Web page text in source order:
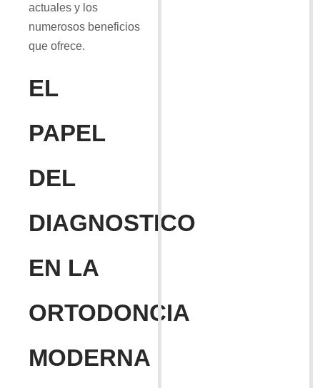
actuales y los
numerosos beneficios
que ofrece.
EL
PAPEL
DEL
DIAGNOSTICO
EN LA
ORTODONCIA
MODERNA